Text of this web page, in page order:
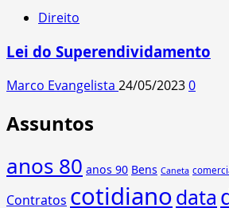
Direito
Lei do Superendividamento
Marco Evangelista 24/05/20230
Assuntos
anos 80 anos 90 Bens Caneta
Contratos cotidianodata